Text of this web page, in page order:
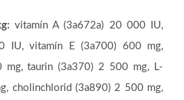
vitamín A (3a672a) 20 000 IU,
IU, vitamín E (3a700) 600 mg,
mg, taurin (3a370) 2 500 mg, L-
cholinchlorid (3a890) 2 500 mg,